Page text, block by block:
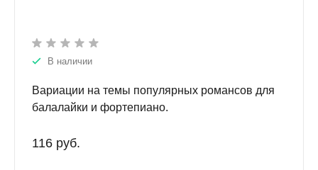
В наличии
Вариации на темы популярных романсов для
балалайки и фортепиано.
116 руб.